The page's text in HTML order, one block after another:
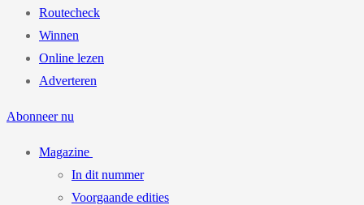
Routecheck
Winnen
Online lezen
Adverteren
Abonneer nu
Magazine
In dit nummer
Voorgaande edities